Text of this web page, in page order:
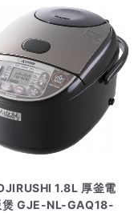
1.8L 厚釜電
煲 GJE-NL-GAQ18-